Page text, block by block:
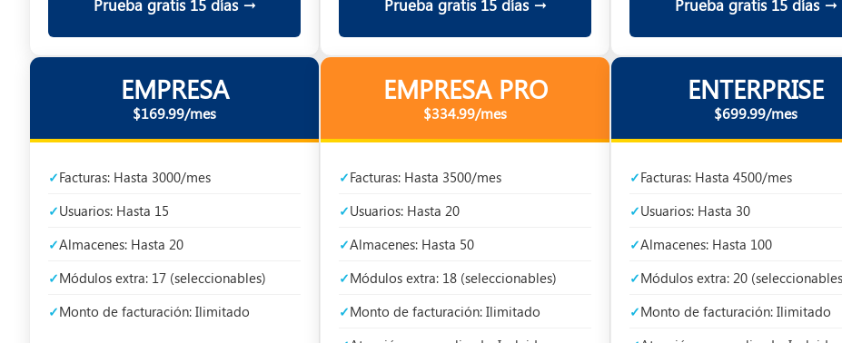
Prueba gratis 15 días → Prueba gratis 15 días → Prueba gratis 15 días →
EMPRESA
$169.99/mes
Facturas: Hasta 3000/mes
Usuarios: Hasta 15
Almacenes: Hasta 20
Módulos extra: 17 (seleccionables)
Monto de facturación: Ilimitado
EMPRESA PRO
$334.99/mes
Facturas: Hasta 3500/mes
Usuarios: Hasta 20
Almacenes: Hasta 50
Módulos extra: 18 (seleccionables)
Monto de facturación: Ilimitado
ENTERPRISE
$699.99/mes
Facturas: Hasta 4500/mes
Usuarios: Hasta 30
Almacenes: Hasta 100
Módulos extra: 20
Monto de facturación: Ilimitado